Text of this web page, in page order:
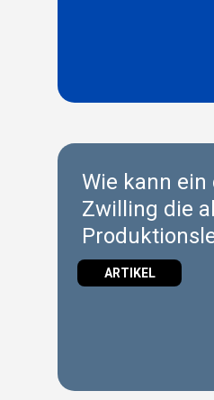
Wie kann
Zwilling die
unterstützen?
ARTIKEL